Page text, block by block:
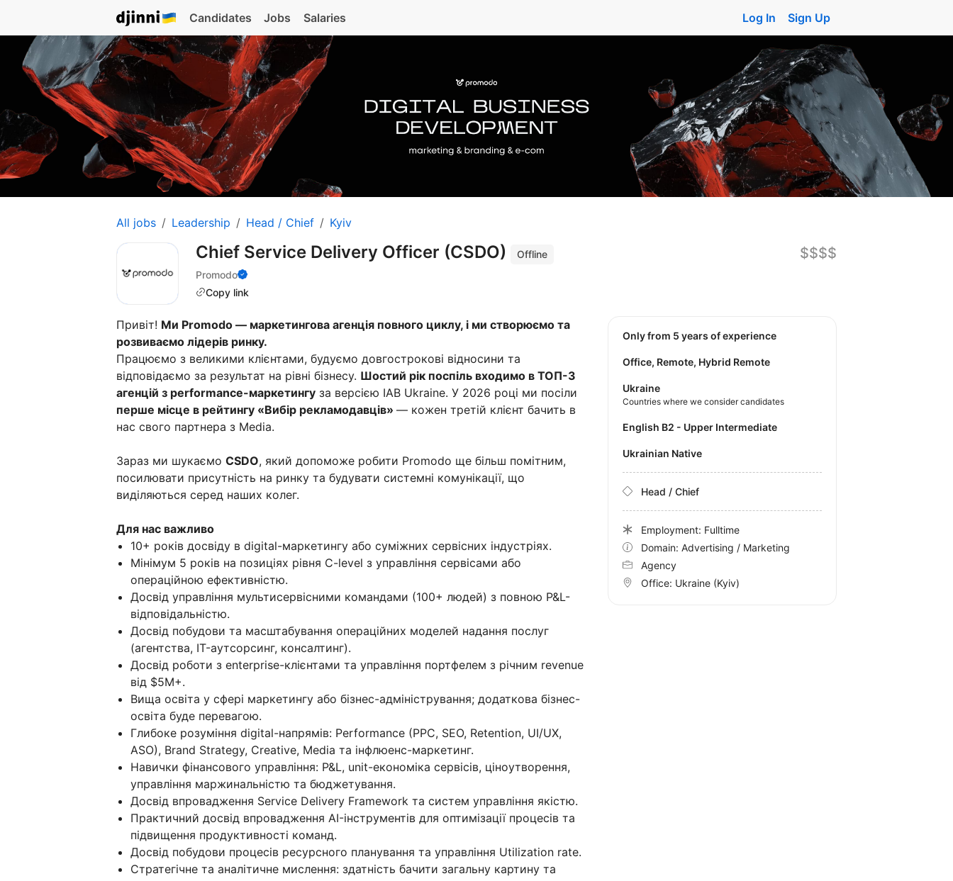
Candidates Jobs Salaries Log In Sign Up
All jobs Leadership Head / Chief Kyiv
Chief Service Delivery Officer (CSDO)
Offline
Promodo
Copy link
$$$$
Привіт! Ми Promodo — маркетингова агенція повного циклу, і ми створюємо та
розвиваємо лідерів ринку.
Працюємо з великими клієнтами, будуємо довгострокові відносини та
відповідаємо за результат на рівні бізнесу. Шостий рік поспіль входимо в ТОП-3
агенцій з performance-маркетингу за версією IAB Ukraine. У 2026 році ми посіли
перше місце в рейтингу «Вибір рекламодавців» — кожен третій клієнт бачить в
нас свого партнера з Media.
Зараз ми шукаємо CSDO, який допоможе робити Promodo ще більш помітним,
посилювати присутність на ринку та будувати системні комунікації, що
виділяються серед наших колег.
Для нас важливо
10+ років досвіду в digital-маркетингу або суміжних сервісних індустріях.
Мінімум 5 років на позиціях рівня C-level з управління сервісами або
операційною ефективністю.
Досвід управління мультисервісними командами (100+ людей) з повною P&L-
відповідальністю.
Досвід побудови та масштабування операційних моделей надання послуг
(агентства, IT-аутсорсинг, консалтинг).
Досвід роботи з enterprise-клієнтами та управління портфелем з річним revenue
від $5M+.
Вища освіта у сфері маркетингу або бізнес-адміністрування; додаткова бізнес-
освіта буде перевагою.
Глибоке розуміння digital-напрямів: Performance (PPC, SEO, Retention, UI/UX,
ASO), Brand Strategy, Creative, Media та інфлюенс-маркетинг.
Навички фінансового управління: P&L, unit-економіка сервісів, ціноутворення,
управління маржинальністю та бюджетування.
Досвід впровадження Service Delivery Framework та систем управління якістю.
Практичний досвід впровадження AI-інструментів для оптимізації процесів та
підвищення продуктивності команд.
Досвід побудови процесів ресурсного планування та управління Utilization rate.
Стратегічне та аналітичне мислення: здатність бачити загальну картину та
Only from 5 years of experience
Office, Remote, Hybrid Remote
Ukraine
Countries where we consider candidates
English B2 - Upper Intermediate
Ukrainian Native
Head / Chief
Employment: Fulltime
Domain: Advertising / Marketing
Agency
Office: Ukraine (Kyiv)